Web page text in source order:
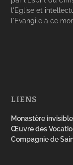
l'Eglise et
l'Evangile à ce
LIENS
Monastère invisible
Œuvre des
Compagnie de